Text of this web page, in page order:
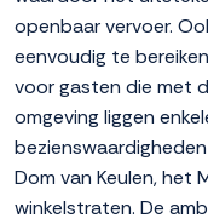
openbaar vervoer.
eenvoudig te
voor gasten die met
omgeving liggen
Dom van Keulen, het
winkelstraten. De